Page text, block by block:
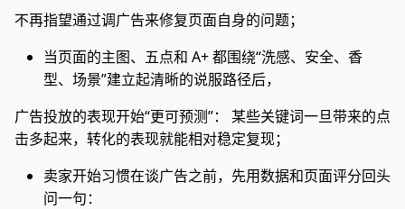
不再指望通过调广告来修复页面自身的问题；
当页面的主图、五点和 A+ 都围绕“洗感、安全、香
型、场景”建立起清晰的说服路径后，
广告投放的表现开始“更可预测”： 某些关键词一旦带来的点
击多起来，转化的表现就能相对稳定复现；
卖家开始习惯在谈广告之前，先用数据和页面评分回头
问一句：